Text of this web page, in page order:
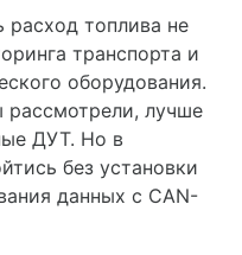
расход топлива не
транспорта и
оборудования.
лучше
ДУТ. Но в
без установки
данных с CAN-